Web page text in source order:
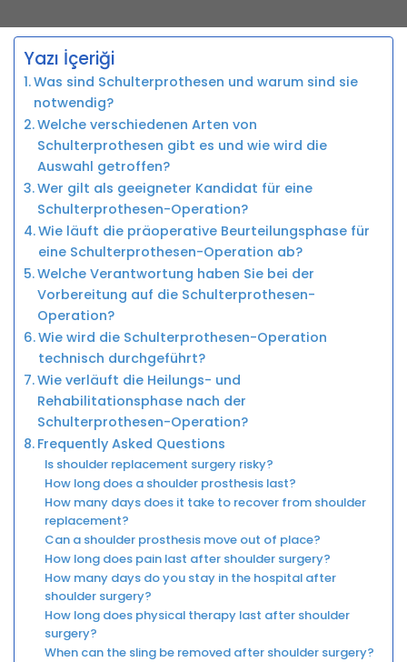
Yazı İçeriği
Was sind Schulterprothesen und warum sind sie
notwendig?
Welche verschiedenen Arten von
Schulterprothesen gibt es und wie wird die
Auswahl getroffen?
Wer gilt als geeigneter Kandidat für eine
Schulterprothesen-Operation?
Wie läuft die präoperative Beurteilungsphase für
eine Schulterprothesen-Operation ab?
Welche Verantwortung haben Sie bei der
Vorbereitung auf die Schulterprothesen-
Operation?
Wie wird die Schulterprothesen-Operation
technisch durchgeführt?
Wie verläuft die Heilungs- und
Rehabilitationsphase nach der
Schulterprothesen-Operation?
Frequently Asked Questions
Is shoulder replacement surgery risky?
How long does a shoulder prosthesis last?
How many days does it take to recover from shoulder
replacement?
Can a shoulder prosthesis move out of place?
How long does pain last after shoulder surgery?
How many days do you stay in the hospital after
shoulder surgery?
How long does physical therapy last after shoulder
surgery?
When can the sling be removed after shoulder surgery?